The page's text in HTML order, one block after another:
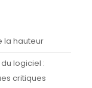
la hauteur
logiciel :
critiques